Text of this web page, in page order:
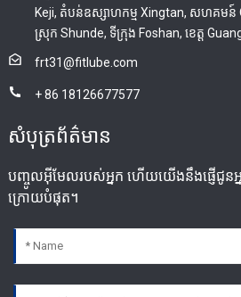
Keji, តំបន់ឧស្សាហកម្ម Xingtan, សហគមន៍
ស្រុក Shunde, ទីក្រុង Foshan, ខេត្ត
frt31@fitlube.com
+ 86 18126677577
សំបុត្រព័ត៌មាន
បញ្ចូលអ៊ីមែលរបស់អ្នក ហើយយើងនឹងផ្ញើជូនអ្
ក្រោយបំផុត។